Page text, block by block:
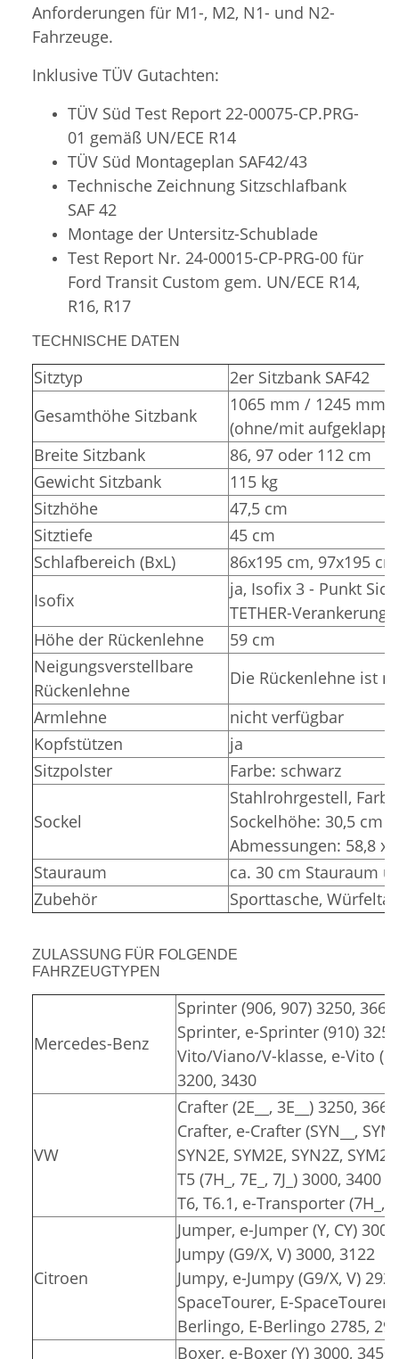
Anforderungen für M1-, M2, N1- und N2-
Fahrzeuge.
Inklusive TÜV Gutachten:
TÜV Süd Test Report 22-00075-CP.PRG-
01 gemäß UN/ECE R14
TÜV Süd Montageplan SAF42/43
Technische Zeichnung Sitzschlafbank
SAF 42
Montage der Untersitz-Schublade
Test Report Nr. 24-00015-CP-PRG-00 für
Ford Transit Custom gem. UN/ECE R14,
R16, R17
TECHNISCHE DATEN
Sitztyp
2er Sitzbank SAF42
Gesamthöhe Sitzbank
1065 mm / 1245 mm
(ohne/mit
Breite Sitzbank
86, 97 oder 112 cm
Gewicht Sitzbank
115 kg
Sitzhöhe
47,5 cm
Sitztiefe
45 cm
Schlafbereich (BxL)
86x195 cm, 97x195
Isofix
ja, Isofix 3 - Punkt
TETHER-
Höhe der Rückenlehne
59 cm
Neigungsverstellbare
Rückenlehne
Die Rückenlehne ist
Armlehne
nicht verfügbar
Kopfstützen
ja
Sitzpolster
Farbe: schwarz
Sockel
Stahlrohrgestell,
Sockelhöhe: 30,5 cm
Abmessungen: 58,8 x
Stauraum
ca. 30 cm Stauraum
Zubehör
Sporttasche,
ZULASSUNG FÜR FOLGENDE
FAHRZEUGTYPEN
Mercedes-Benz
Sprinter (906, 907) 3250,
Sprinter, e-Sprinter (910)
Vito/Viano/V-klasse, e-Vito
3200, 3430
VW
Crafter (2E__, 3E__) 3250,
Crafter, e-Crafter (SYN__,
SYN2E, SYM2E, SYN2Z,
T5 (7H_, 7E_, 7J_) 3000, 3400
T6, T6.1, e-Transporter (7H_,
Citroen
Jumper, e-Jumper (Y, CY)
Jumpy (G9/X, V) 3000, 3122
Jumpy, e-Jumpy (G9/X, V)
SpaceTourer, E-SpaceTourer
Berlingo, E-Berlingo 2785,
Boxer, e-Boxer (Y) 3000,